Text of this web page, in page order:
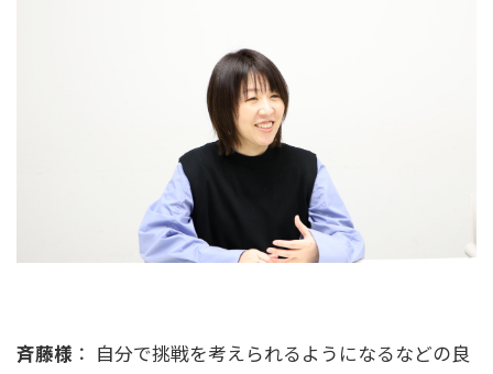
斉藤様 ： 自分で挑戦を考えられるようになるなどの良